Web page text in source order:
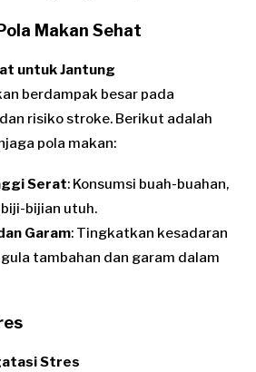
Makan Sehat
untuk Jantung
berdampak besar pada
risiko stroke. Berikut adalah
pola makan:
Serat: Konsumsi buah-buahan,
bijian utuh.
Garam: Tingkatkan kesadaran
tambahan dan garam dalam
Stres